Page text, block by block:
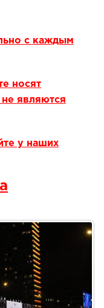
с каждым
носят
являются
у наших